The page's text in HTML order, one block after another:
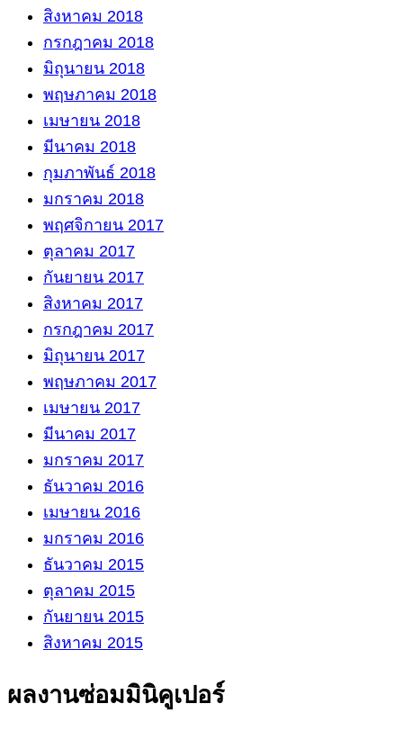
สิงหาคม 2018
กรกฎาคม 2018
มิถุนายน 2018
พฤษภาคม 2018
เมษายน 2018
มีนาคม 2018
กุมภาพันธ์ 2018
มกราคม 2018
พฤศจิกายน 2017
ตุลาคม 2017
กันยายน 2017
สิงหาคม 2017
กรกฎาคม 2017
มิถุนายน 2017
พฤษภาคม 2017
เมษายน 2017
มีนาคม 2017
มกราคม 2017
ธันวาคม 2016
เมษายน 2016
มกราคม 2016
ธันวาคม 2015
ตุลาคม 2015
กันยายน 2015
สิงหาคม 2015
ผลงานซ่อมมินิคูเปอร์